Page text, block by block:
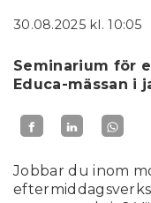
30.08.2025 kl. 10:05
Seminarium för
Educa-mässan i
Jobbar du inom